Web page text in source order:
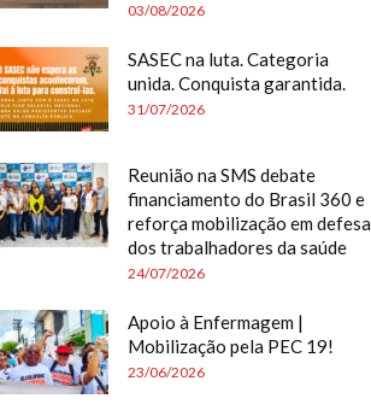
03/08/2026
SASEC na luta. Categoria
unida. Conquista garantida.
31/07/2026
Reunião na SMS debate
financiamento do Brasil 360 e
reforça mobilização em defesa
dos trabalhadores da saúde
24/07/2026
Apoio à Enfermagem |
Mobilização pela PEC 19!
23/06/2026